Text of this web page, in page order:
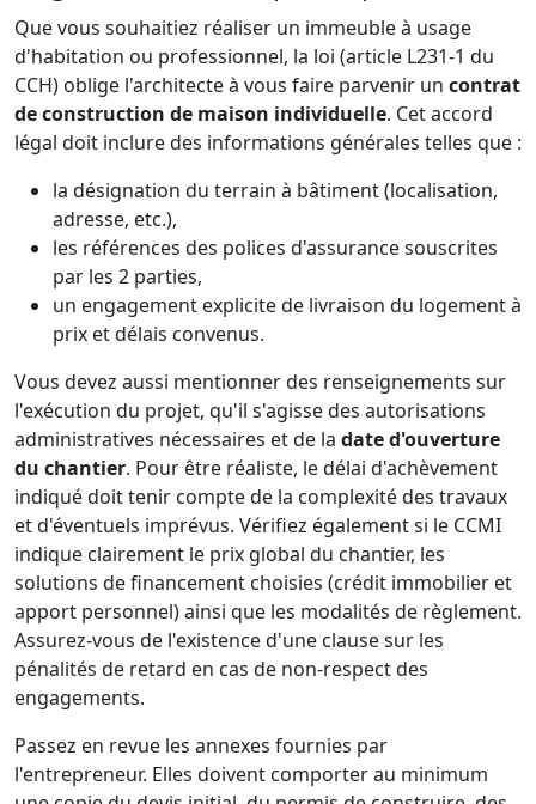
Que vous souhaitiez réaliser un immeuble à usage
d'habitation ou professionnel, la loi (article L231-1 du
CCH) oblige l'architecte à vous faire parvenir un contrat
de construction de maison individuelle. Cet accord
légal doit inclure des informations générales telles que :
la désignation du terrain à bâtiment (localisation,
adresse, etc.),
les références des polices d'assurance souscrites
par les 2 parties,
un engagement explicite de livraison du logement à
prix et délais convenus.
Vous devez aussi mentionner des renseignements sur
l'exécution du projet, qu'il s'agisse des autorisations
administratives nécessaires et de la date d'ouverture
du chantier. Pour être réaliste, le délai d'achèvement
indiqué doit tenir compte de la complexité des travaux
et d'éventuels imprévus. Vérifiez également si le CCMI
indique clairement le prix global du chantier, les
solutions de financement choisies (crédit immobilier et
apport personnel) ainsi que les modalités de règlement.
Assurez-vous de l'existence d'une clause sur les
pénalités de retard en cas de non-respect des
engagements.
Passez en revue les annexes fournies par
l'entrepreneur. Elles doivent comporter au minimum